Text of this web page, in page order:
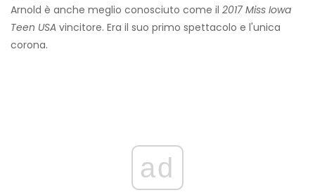
Arnold è anche meglio conosciuto come il 2017 Miss Iowa
Teen USA vincitore. Era il suo primo spettacolo e l'unica
corona.
ad